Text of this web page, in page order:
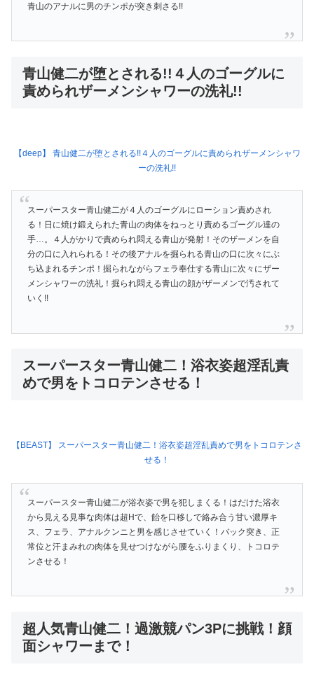
青山のアナルに男のチンポが突き刺さる!!
青山健二が堕とされる!!４人のゴーグルに
責められザーメンシャワーの洗礼!!
【deep】 青山健二が堕とされる!!４人のゴーグルに責められザーメンシャワ
ーの洗礼!!
スーパースター青山健二が４人のゴーグルにローション責めされ
る！日に焼け鍛えられた青山の肉体をねっとり責めるゴーグル達の
手…。４人がかりで責められ悶える青山が発射！そのザーメンを自
分の口に入れられる！その後アナルを掘られる青山の口に次々にぶ
ち込まれるチンポ！掘られながらフェラ奉仕する青山に次々にザー
メンシャワーの洗礼！掘られ悶える青山の顔がザーメンで汚されて
いく!!
スーパースター青山健二！浴衣姿超淫乱責
めで男をトコロテンさせる！
【BEAST】 スーパースター青山健二！浴衣姿超淫乱責めで男をトコロテンさ
せる！
スーパースター青山健二が浴衣姿で男を犯しまくる！はだけた浴衣
から見える見事な肉体は超Hで、飴を口移しで絡み合う甘い濃厚キ
ス、フェラ、アナルクンニと男を感じさせていく！バック突き、正
常位と汗まみれの肉体を見せつけながら腰をふりまくり、トコロテ
ンさせる！
超人気青山健二！過激競パン3Pに挑戦！顔
面シャワーまで！